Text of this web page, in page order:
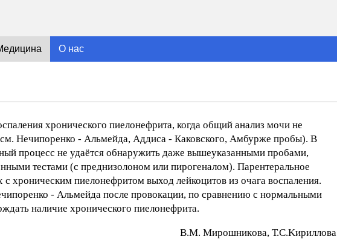
О нас
хронического пиелонефрита, когда общий анализ мочи не
Нечипоренко - Альмейда, Аддиса - Каковского, Амбурже пробы). В
процесс не удаётся обнаружить даже вышеуказанными пробами,
тестами (с преднизолоном или пирогеналом). Парентеральное
хроническим пиелонефритом выход лейкоцитов из очага воспаления.
- Альмейда после провокации, по сравнению с нормальными
наличие хронического пиелонефрита.
В.М. Mиpoшникoвa, Т.С.Kиpиллoвa